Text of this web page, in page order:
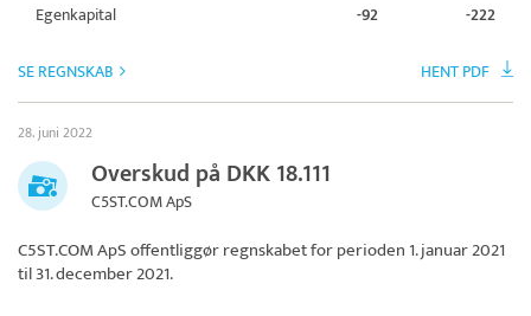
Egenkapital
-92 -222
SE REGNSKAB HENT PDF
28. juni 2022
Overskud på DKK 18.111
C5ST.COM ApS
C5ST.COM ApSoffentliggør regnskabet for perioden 1. januar 2021
til 31. december 2021.